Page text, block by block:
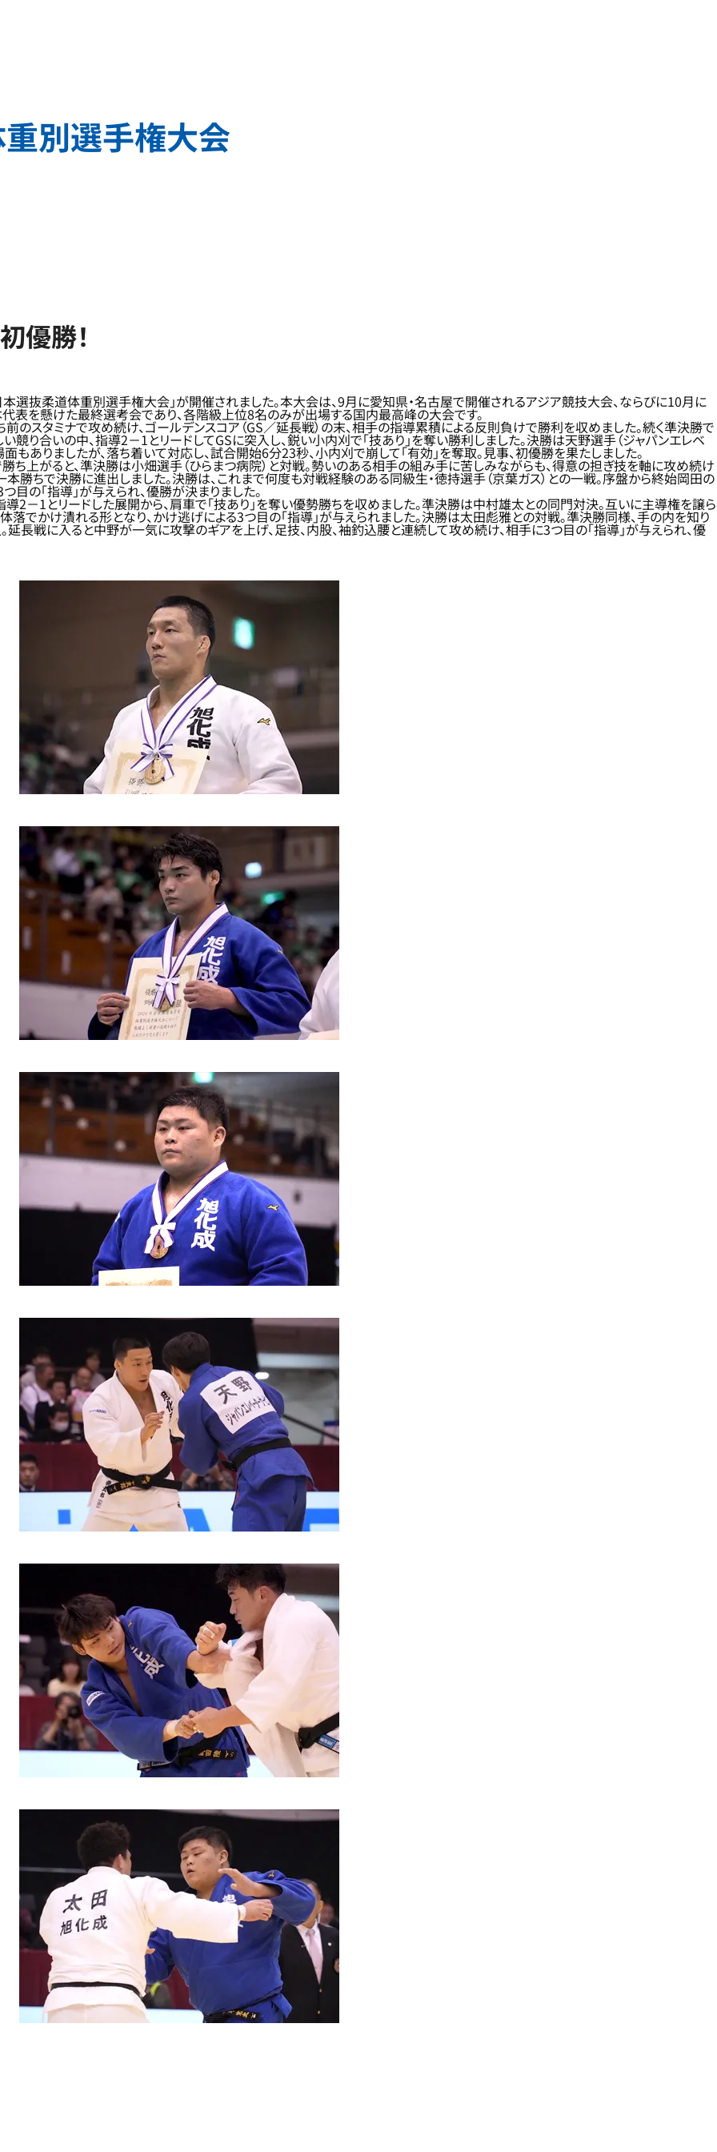
別選手権大会
優勝！
選抜柔道体重別選手権大会」が開催されました。本大会は、9月に愛知県・名古屋で開催されるアジア競技大会、ならびに10月に
表を懸けた最終選考会であり、各階級上位8名のみが出場する国内最高峰の大会です。
スタミナで攻め続け、ゴールデンスコア（GS／延長戦）の末、相手の指導累積による反則負けで勝利を収めました。続く準決勝で
競り合いの中、指導2－1とリードしてGSに突入し、鋭い小内刈で「技あり」を奪い勝利しました。決勝は天野選手（ジャパンエレベ
ありましたが、落ち着いて対応し、試合開始6分23秒、小内刈で崩して「有効」を奪取。見事、初優勝を果たしました。
上がると、準決勝は小畑選手（ひらまつ病院）と対戦。勢いのある相手の組み手に苦しみながらも、得意の担ぎ技を軸に攻め続け
勝ちで決勝に進出しました。決勝は、これまで何度も対戦経験のある同級生・徳持選手（京葉ガス）との一戦。序盤から終始岡田の
の「指導」が与えられ、優勝が決まりました。
2－1とリードした展開から、肩車で「技あり」を奪い優勢勝ちを収めました。準決勝は中村雄太との同門対決。互いに主導権を譲ら
でかけ潰れる形となり、かけ逃げによる3つ目の「指導」が与えられました。決勝は太田彪雅との対戦。準決勝同様、手の内を知り
長戦に入ると中野が一気に攻撃のギアを上げ、足技、内股、袖釣込腰と連続して攻め続け、相手に3つ目の「指導」が与えられ、優